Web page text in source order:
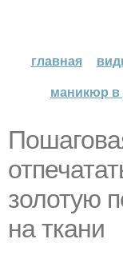
главная
маникюр
золотую
на ткани